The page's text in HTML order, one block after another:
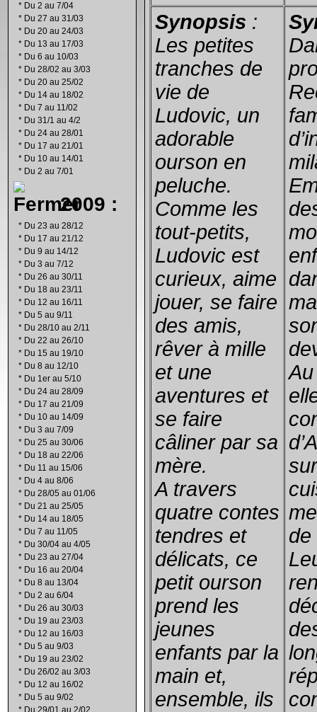
* Du 2 au 7/04
* Du 27 au 31/03
* Du 20 au 24/03
* Du 13 au 17/03
* Du 6 au 10/03
* Du 28/02 au 3/03
* Du 20 au 25/02
* Du 14 au 18/02
* Du 7 au 11/02
* Du 31/1 au 4/2
* Du 24 au 28/01
* Du 17 au 21/01
* Du 10 au 14/01
* Du 2 au 7/01
2009 :
* Du 23 au 28/12
* Du 17 au 21/12
* Du 9 au 14/12
* Du 3 au 7/12
* Du 26 au 30/11
* Du 18 au 23/11
* Du 12 au 16/11
* Du 5 au 9/11
* Du 28/10 au 2/11
* Du 22 au 26/10
* Du 15 au 19/10
* Du 8 au 12/10
* Du 1er au 5/10
* Du 24 au 28/09
* Du 17 au 21/09
* Du 10 au 14/09
* Du 3 au 7/09
* Du 25 au 30/06
* Du 18 au 22/06
* Du 11 au 15/06
* Du 4 au 8/06
* Du 28/05 au 01/06
* Du 21 au 25/05
* Du 14 au 18/05
* Du 7 au 11/05
* Du 30/04 au 4/05
* Du 23 au 27/04
* Du 16 au 20/04
* Du 8 au 13/04
* Du 2 au 6/04
* Du 26 au 30/03
* Du 19 au 23/03
* Du 12 au 16/03
* Du 5 au 9/03
* Du 19 au 23/02
* Du 26/02 au 3/03
* Du 12 au 16/02
* Du 5 au 9/02
* Du 29/01 au 2/02
Synopsis :
Les petites
tranches de
vie de
Ludovic, un
adorable
ourson en
peluche.
Comme les
tout-petits,
Ludovic est
curieux, aime
jouer, se faire
des amis,
rêver à mille
et une
aventures et
se faire
câliner par sa
mère.
A travers
quatre contes
tendres et
délicats, ce
petit ourson
prend les
jeunes
enfants par la
main et,
ensemble, ils
de